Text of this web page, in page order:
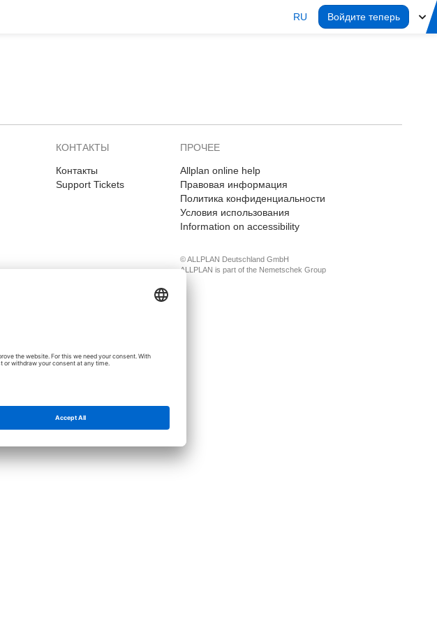
RU Войдите теперь
КОНТАКТЫ
Контакты
Support Tickets
ПРОЧЕЕ
Allplan online help
Правовая информация
Политика конфиденциальности
Условия использования
Information on accessibility
© ALLPLAN Deutschland GmbH
ALLPLAN is part of the Nemetschek Group